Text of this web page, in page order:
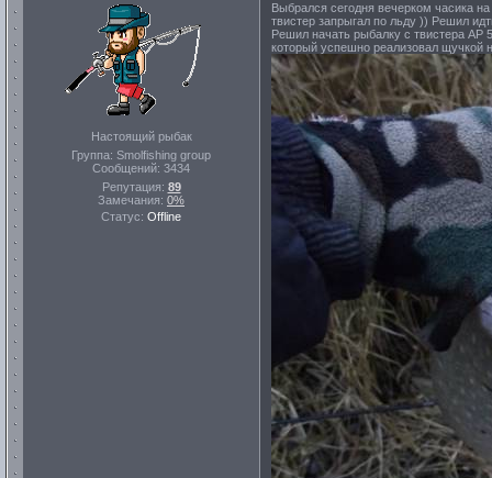
Настоящий рыбак
Группа: Smolfishing group
Сообщений: 3434
Репутация: 89
Замечания: 0%
Статус: Offline
Выбрался сегодня вечерком часика
твистер запрыгал по льду )) Решил
Решил начать рыбалку с твистера AP
который успешно реализовал щучкой